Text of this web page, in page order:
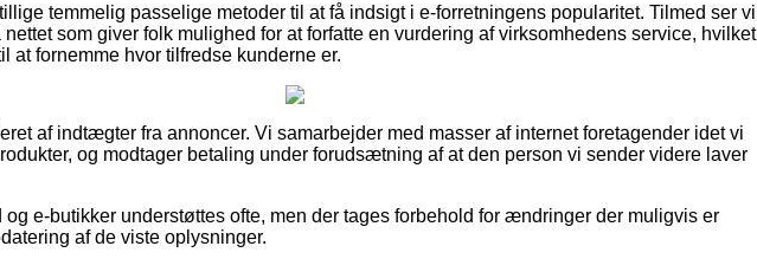
temmelig passelige metoder til at få indsigt i e-forretningens popularitet. Tilmed ser vi
som giver folk mulighed for at forfatte en vurdering af virksomhedens service, hvilket
at fornemme hvor tilfredse kunderne er.
af indtægter fra annoncer. Vi samarbejder med masser af internet foretagender idet vi
og modtager betaling under forudsætning af at den person vi sender videre laver
og e-butikker understøttes ofte, men der tages forbehold for ændringer der muligvis er
af de viste oplysninger.